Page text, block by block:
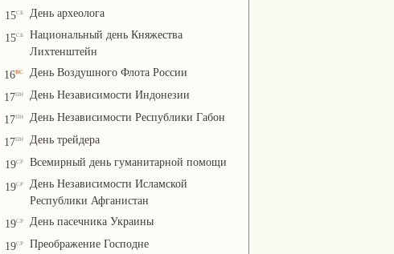
15сб День археолога
15сб
Национальный день Княжества
Лихтенштейн
16вс День Воздушного Флота России
17пн День Независимости Индонезии
17пн День Независимости Республики Габон
17пн День трейдера
19ср Всемирный день гуманитарной помощи
19ср
День Независимости Исламской
Республики Афганистан
19ср День пасечника Украины
19ср Преображение Господне